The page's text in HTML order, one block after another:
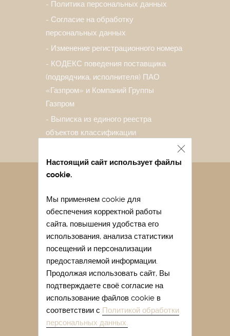
Политика персональных данных
Согласие на обработку
персональных данных
Изменение регистрационного номера
КОДЕКС поведения поставщика
(подрядчика, исполнителя) ПАО
«Газпром» и Компаний Группы
Газпром
Выписка из единого реестра
объектов классификации
Лечение в санатории Евпатории
Отдых в Евпатории весной
Отдых в Евпатории с детьми
Легочный санаторий Крыма
Купить путевку в санаторий Крыма
Лечение сакскими грязями
Лечение гинекологических
заболеваний в Крыму
Настоящий сайт использует файлы
cookie.
Мы применяем cookie для
обеспечения корректной работы
сайта, повышения удобства его
использования, анализа статистики
посещений и персонализации
предоставляемой информации.
Продолжая использовать сайт, Вы
подтверждаете своё согласие на
использование файлов cookie в
соответствии с Политикой обработки
персональных данных.